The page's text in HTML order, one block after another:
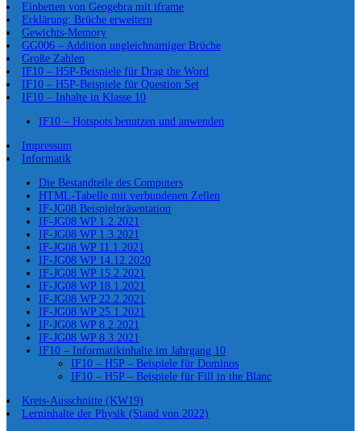
Einbetten von Geogebra mit iframe
Erklärung: Brüche erweitern
Gewichts-Memory
GG006 – Addition ungleichnamiger Brüche
Große Zahlen
IF10 – H5P-Beispiele für Drag the Word
IF10 – H5P-Beispiele für Question Set
IF10 – Inhalte in Klasse 10
IF10 – Hotspots benutzen und anwenden
Impressum
Informatik
Die Bestandteile des Computers
HTML-Tabelle mit verbundenen Zellen
IF-JG08 Beispielpräsentation
IF-JG08 WP 1.2.2021
IF-JG08 WP 1.3.2021
IF-JG08 WP 11.1.2021
IF-JG08 WP 14.12.2020
IF-JG08 WP 15.2.2021
IF-JG08 WP 18.1.2021
IF-JG08 WP 22.2.2021
IF-JG08 WP 25.1.2021
IF-JG08 WP 8.2.2021
IF-JG08 WP 8.3.2021
IF10 – Informatikinhalte im Jahrgang 10
IF10 – H5P – Beispiele für Dominos
IF10 – H5P – Beispiele für Fill in the Blanc
Kreis-Ausschnitte (KW19)
Lerninhalte der Physik (Stand von 2022)